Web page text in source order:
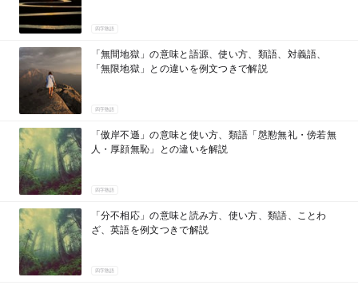
四字熟語
「無間地獄」の意味と語源、使い方、類語、対義語、
「無限地獄」との違いを例文つきで解説
四字熟語
「傲岸不遜」の意味と使い方、類語「慇懃無礼・傍若無
人・厚顔無恥」との違いを解説
四字熟語
「分不相応」の意味と読み方、使い方、類語、ことわ
ざ、英語を例文つきで解説
四字熟語